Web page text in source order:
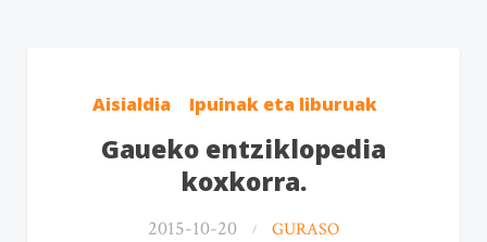
Aisialdia Ipuinak eta liburuak
Gaueko entziklopedia
koxkorra.
2015-10-20 GURASO